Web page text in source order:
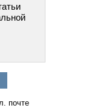
почте